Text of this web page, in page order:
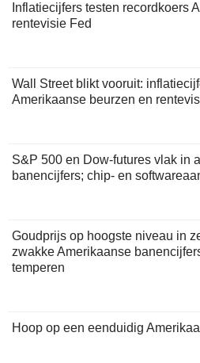
Inflatiecijfers testen recordkoers
rentevisie Fed
Wall Street blikt vooruit:
Amerikaanse beurzen en
S&P 500 en Dow-futures vlak in
banencijfers; chip- en
Goudprijs op hoogste niveau in
zwakke Amerikaanse
temperen
Hoop op een eenduidig